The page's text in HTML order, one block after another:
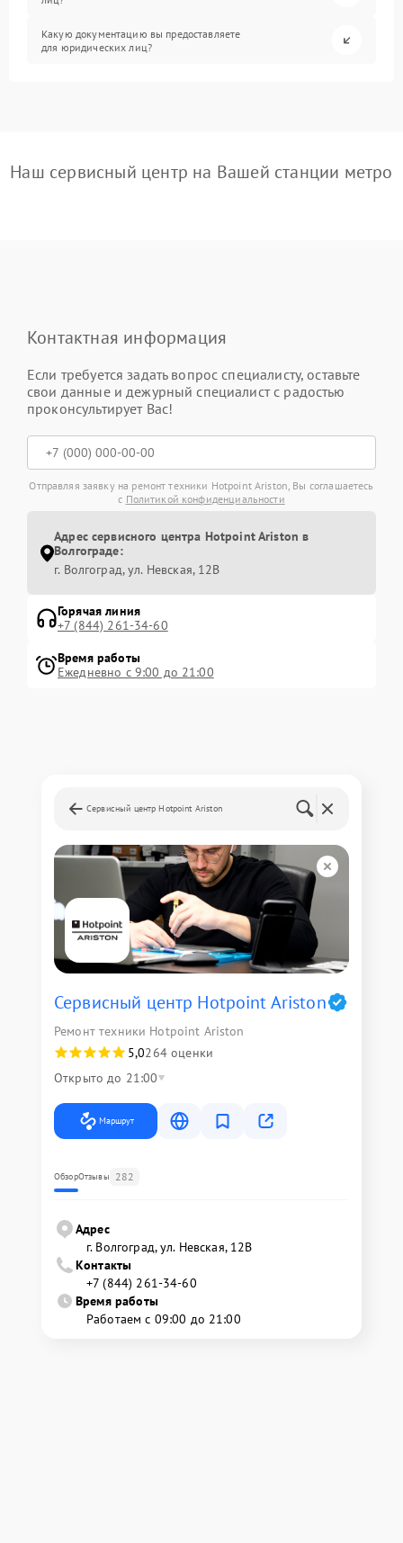
Какую документацию вы предоставляете
для юридических лиц?
Наш сервисный центр на Вашей станции метро
Контактная информация
Если требуется задать вопрос специалисту, оставьте
свои данные и дежурный специалист с радостью
проконсультирует Вас!
Отправляя заявку на ремонт техники Hotpoint Ariston, Вы соглашаетесь
с Политикой конфиденциальности
Адрес сервисного центра Hotpoint Ariston в
Волгограде:
г. Волгоград, ул. Невская, 12В
Горячая линия
+7 (844) 261-34-60
Время работы
Ежедневно с 9:00 до 21:00
Сервисный центр Hotpoint Ariston
Сервисный центр Hotpoint Ariston
Ремонт техники Hotpoint Ariston
5,0264 оценки
Открыто до 21:00
Маршрут
ОбзорОтзывы 282
Адрес
г. Волгоград, ул. Невская, 12В
Контакты
+7 (844) 261-34-60
Время работы
Работаем с 09:00 до 21:00